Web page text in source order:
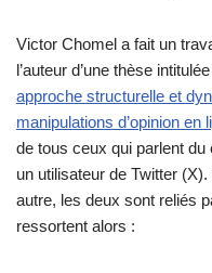
Victor Chomel a fait un
l’auteur d’une thèse
approche structurelle et
manipulations d’opinion en
de tous ceux qui parlent
un utilisateur de Twitter
autre, les deux sont reliés
ressortent alors :